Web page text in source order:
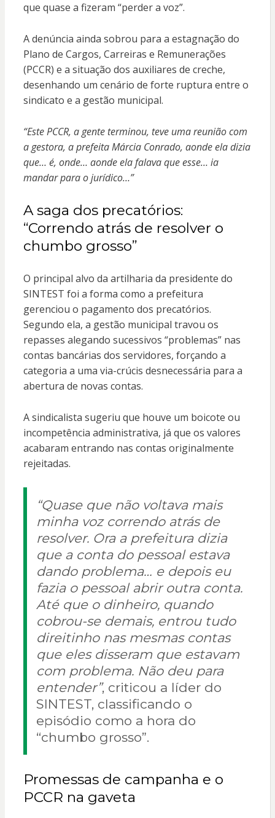
que quase a fizeram “perder a voz”.
A denúncia ainda sobrou para a estagnação do
Plano de Cargos, Carreiras e Remunerações
(PCCR) e a situação dos auxiliares de creche,
desenhando um cenário de forte ruptura entre o
sindicato e a gestão municipal.
“Este PCCR, a gente terminou, teve uma reunião com
a gestora, a prefeita Márcia Conrado, aonde ela dizia
que… é, onde… aonde ela falava que esse… ia
mandar para o jurídico…”
A saga dos precatórios:
“Correndo atrás de resolver o
chumbo grosso”
O principal alvo da artilharia da presidente do
SINTEST foi a forma como a prefeitura
gerenciou o pagamento dos precatórios.
Segundo ela, a gestão municipal travou os
repasses alegando sucessivos “problemas” nas
contas bancárias dos servidores, forçando a
categoria a uma via-crúcis desnecessária para a
abertura de novas contas.
A sindicalista sugeriu que houve um boicote ou
incompetência administrativa, já que os valores
acabaram entrando nas contas originalmente
rejeitadas.
“Quase que não voltava mais
minha voz correndo atrás de
resolver. Ora a prefeitura dizia
que a conta do pessoal estava
dando problema… e depois eu
fazia o pessoal abrir outra conta.
Até que o dinheiro, quando
cobrou-se demais, entrou tudo
direitinho nas mesmas contas
que eles disseram que estavam
com problema. Não deu para
entender”, criticou a líder do
SINTEST, classificando o
episódio como a hora do
“chumbo grosso”.
Promessas de campanha e o
PCCR na gaveta